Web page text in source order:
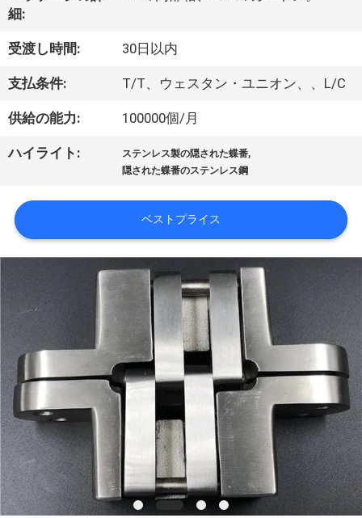
つ
い
て
工
場
行
質
管
理
私
達
に
細:
受渡し時間: 30日以内
支払条件: T/T、ウェスタン・ユニオン、、L/C
供給の能力: 100000個/月
ハイライト: ステンレス製の隠された蝶番,
隠された蝶番のステンレス鋼
ベストプライス